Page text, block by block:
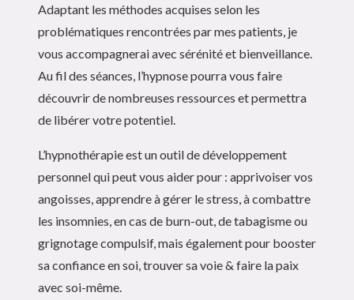
Adaptant les méthodes acquises selon les
problématiques rencontrées par mes patients, je
vous accompagnerai avec sérénité et bienveillance.
Au fil des séances, l’hypnose pourra vous faire
découvrir de nombreuses ressources et permettra
de libérer votre potentiel.
L’hypnothérapie est un outil de développement
personnel qui peut vous aider pour : apprivoiser vos
angoisses, apprendre à gérer le stress, à combattre
les insomnies, en cas de burn-out, de tabagisme ou
grignotage compulsif, mais également pour booster
sa confiance en soi, trouver sa voie & faire la paix
avec soi-même.